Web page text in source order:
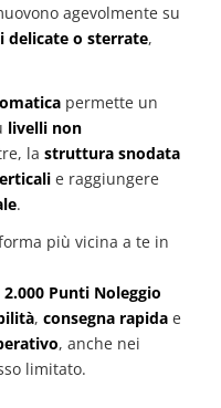
agevolmente su
delicate o sterrate,
permette un
livelli non
la struttura snodata
e raggiungere
.
più vicina a te in
2.000 Punti Noleggio
, consegna rapidae
, anche nei
limitato.